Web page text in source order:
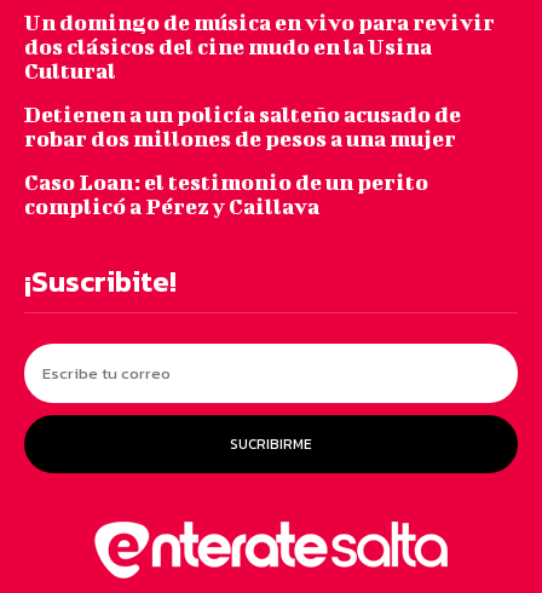
Un domingo de música en vivo para revivir
dos clásicos del cine mudo en la Usina
Cultural
Detienen a un policía salteño acusado de
robar dos millones de pesos a una mujer
Caso Loan: el testimonio de un perito
complicó a Pérez y Caillava
¡Suscribite!
SUCRIBIRME